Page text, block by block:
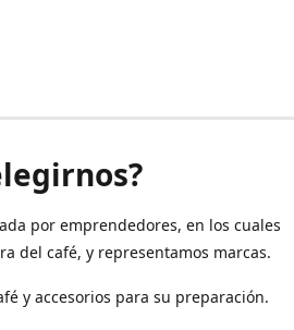
por emprendedores, en los cuales
del café, y representamos marcas.
y accesorios para su preparación.